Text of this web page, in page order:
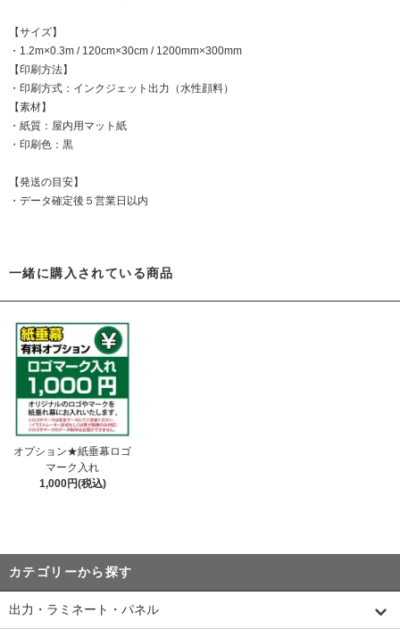
【サイズ】
・1.2m×0.3m / 120cm×30cm / 1200mm×300mm
【印刷方法】
・印刷方式：インクジェット出力（水性顔料）
【素材】
・紙質：屋内用マット紙
・印刷色：黒
【発送の目安】
・データ確定後５営業日以内
一緒に購入されている商品
オプション★紙垂幕ロゴ
マーク入れ
1,000円(税込)
カテゴリーから探す
出力・ラミネート・パネル